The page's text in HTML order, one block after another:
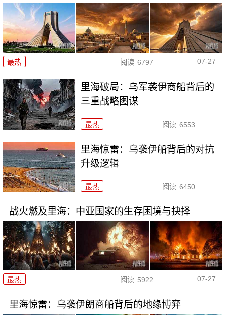
最热 阅读 6797 07-27
里海破局：乌军袭伊商船背后的
三重战略图谋
最热 阅读 6553
里海惊雷：乌袭伊船背后的对抗
升级逻辑
最热 阅读 6450
战火燃及里海：中亚国家的生存困境与抉择
最热 阅读 5922 07-27
里海惊雷：乌袭伊朗商船背后的地缘博弈